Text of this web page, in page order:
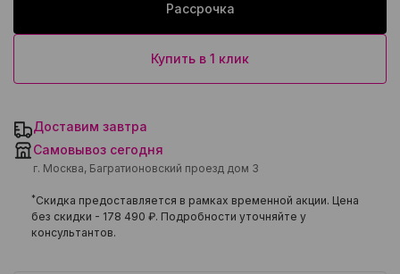
Рассрочка
Купить в 1 клик
Доставим завтра
Самовывоз сегодня
г. Москва, Багратионовский проезд дом 3
*Скидка предоставляется в рамках временной акции. Цена
без скидки - 178 490 ₽. Подробности уточняйте у
консультантов.